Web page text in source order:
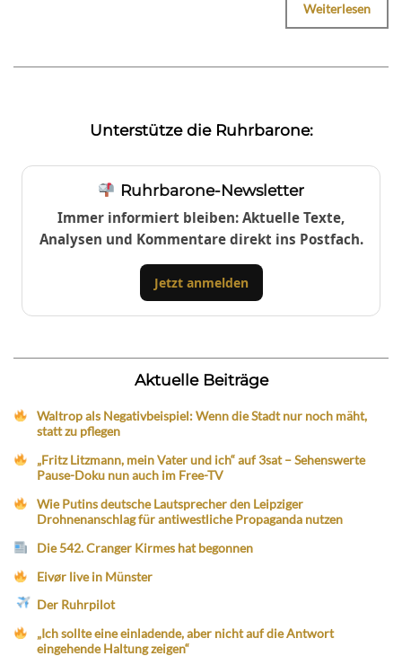
Weiterlesen
Unterstütze die Ruhrbarone:
Ruhrbarone-Newsletter
Immer informiert bleiben: Aktuelle Texte,
Analysen und Kommentare direkt ins Postfach.
Jetzt anmelden
Aktuelle Beiträge
Waltrop als Negativbeispiel: Wenn die Stadt nur noch mäht,
statt zu pflegen
„Fritz Litzmann, mein Vater und ich“ auf 3sat – Sehenswerte
Pause-Doku nun auch im Free-TV
Wie Putins deutsche Lautsprecher den Leipziger
Drohnenanschlag für antiwestliche Propaganda nutzen
Die 542. Cranger Kirmes hat begonnen
Eivør live in Münster
Der Ruhrpilot
„Ich sollte eine einladende, aber nicht auf die Antwort
eingehende Haltung zeigen“